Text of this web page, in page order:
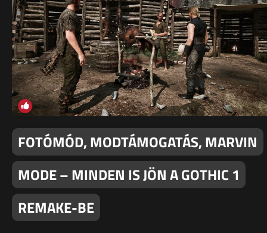
FOTÓMÓD, MODTÁMOGATÁS, MARVIN
MODE – MINDEN IS JÖN A GOTHIC 1
REMAKE-BE